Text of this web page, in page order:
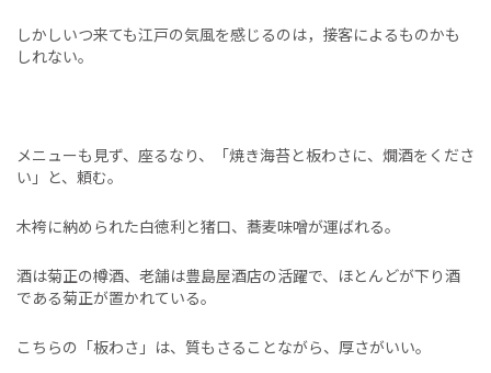
しかしいつ来ても江戸の気風を感じるのは，接客によるものかも
しれない。
メニューも見ず、座るなり、「焼き海苔と板わさに、燗酒をくださ
い」と、頼む。
木袴に納められた白徳利と猪口、蕎麦味噌が運ばれる。
酒は菊正の樽酒、老舗は豊島屋酒店の活躍で、ほとんどが下り酒
である菊正が置かれている。
こちらの「板わさ」は、質もさることながら、厚さがいい。